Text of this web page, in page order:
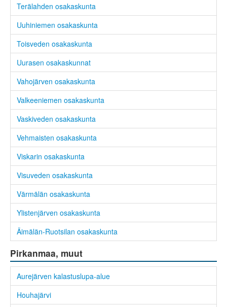
Terälahden osakaskunta
Uuhiniemen osakaskunta
Toisveden osakaskunta
Uurasen osakaskunnat
Vahojärven osakaskunta
Valkeeniemen osakaskunta
Vaskiveden osakaskunta
Vehmaisten osakaskunta
Viskarin osakaskunta
Visuveden osakaskunta
Värmälän osakaskunta
Ylistenjärven osakaskunta
Äimälän-Ruotsilan osakaskunta
Pirkanmaa, muut
Aurejärven kalastuslupa-alue
Houhajärvi